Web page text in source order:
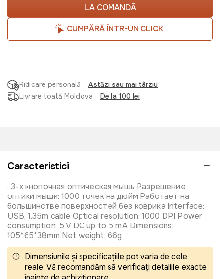
LA COMANDĂ
CUMPĂRĂ ÎNTR-UN CLICK
Ridicare personală
Astăzi sau mai târziu
Livrare toată Moldova
De la 100 lei
Caracteristici
. 3-х кнопочная оптическая мышь Разрешение
оптики мыши: 1000 точек на дюйм Работает на
большинстве поверхностей без коврика Interface:
USB, 1.35m cable Optical resolution: 1000 DPI Power
consumption: 5 V DC up to 5 mA Dimensions:
105*65*38mm Net weight: 66g
Dimensiunile și specificațiile pot varia de cele
reale. Vă recomandăm să verificați detaliile exacte